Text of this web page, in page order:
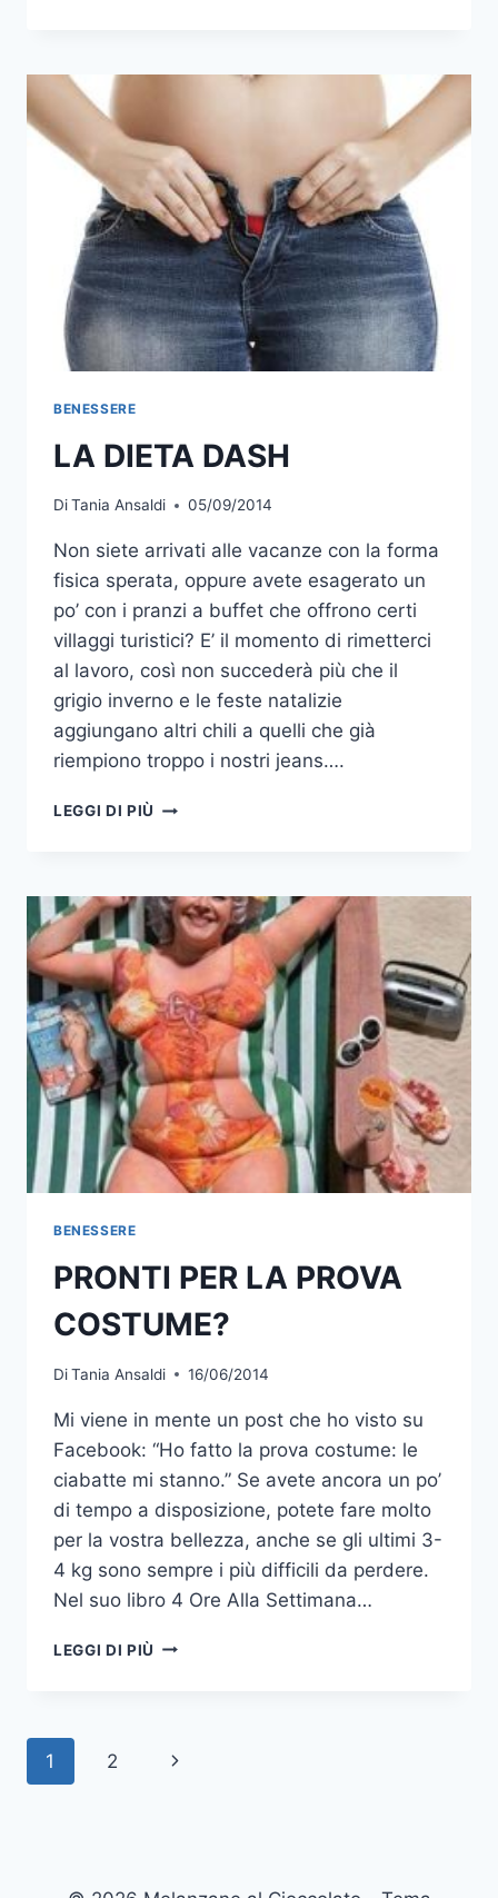
GIORNI
BENESSERE
LA DIETA DASH
DiTania Ansaldi 05/09/2014
Non siete arrivati alle vacanze con la forma
fisica sperata, oppure avete esagerato un
po’ con i pranzi a buffet che offrono certi
villaggi turistici? E’ il momento di rimetterci
al lavoro, così non succederà più che il
grigio inverno e le feste natalizie
aggiungano altri chili a quelli che già
riempiono troppo i nostri jeans….
LEGGI DI PIÙ LA
BENESSERE
PRONTI PER LA PROVA
COSTUME?
DiTania Ansaldi 16/06/2014
Mi viene in mente un post che ho visto su
Facebook: “Ho fatto la prova costume: le
ciabatte mi stanno.” Se avete ancora un po’
di tempo a disposizione, potete fare molto
per la vostra bellezza, anche se gli ultimi 3-
4 kg sono sempre i più difficili da perdere.
Nel suo libro 4 Ore Alla Settimana…
LEGGI DI PIÙ PRONTI
Navigazione
1 2
Pagina